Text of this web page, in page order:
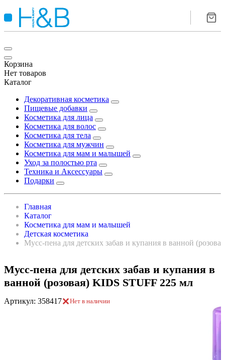
Корзина
Нет товаров
Каталог
Декоративная косметика
Пищевые добавки
Косметика для лица
Косметика для волос
Косметика для тела
Косметика для мужчин
Косметика для мам и малышей
Уход за полостью рта
Техника и Аксессуары
Подарки
Главная
Каталог
Косметика для мам и малышей
Детская косметика
Мусс-пена для детских забав и купания в ванной
Мусс-пена для детских забав и купания в
ванной (розовая) KIDS STUFF 225 мл
Артикул: 358417 Нет в наличии